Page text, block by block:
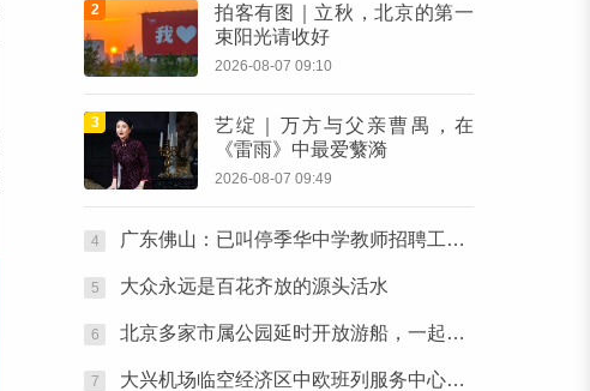
2
拍客有图｜立秋，北京的第一
束阳光请收好
2026-08-07 09:10
3
艺绽｜万方与父亲曹禺，在
《雷雨》中最爱蘩漪
2026-08-07 09:49
4 广东佛山：已叫停季华中学教师招聘工作，开展全面核查
5 大众永远是百花齐放的源头活水
6 北京多家市属公园延时开放游船，一起泛舟赏云霞！
7 大兴机场临空经济区中欧班列服务中心正式启用